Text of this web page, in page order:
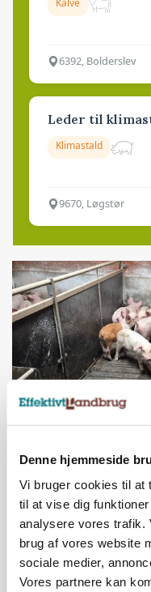
Denne hjemmeside
Vi bruger cookies til at
til at vise dig
analysere vores trafik.
brug af vores website
sociale medier,
Vores partnere kan
Kalve
6392, Bolderslev
Leder til
Klimastald
9670, Løgstør
GRISE
budgettjek